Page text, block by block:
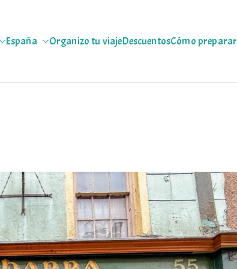
pa que te copies
España Organizo tu viajeDescuentosCómo